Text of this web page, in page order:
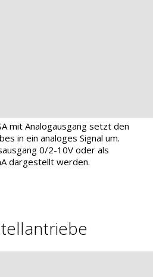
mit Analogausgang setzt den
in ein analoges Signal um.
0/2-10V oder als
dargestellt werden.